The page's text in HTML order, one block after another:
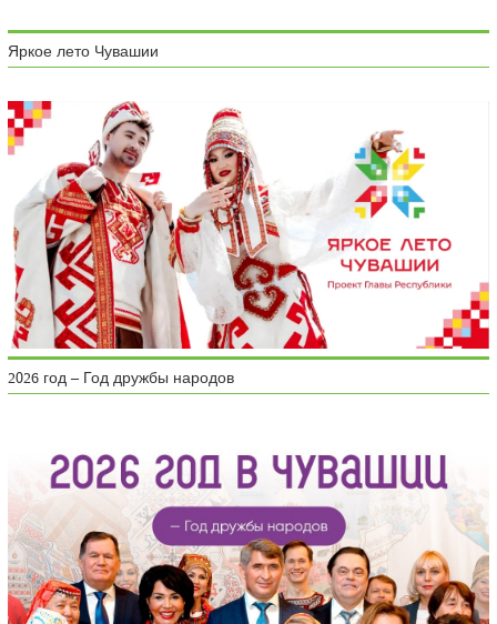
Яркое лето Чувашии
2026 год – Год дружбы народов